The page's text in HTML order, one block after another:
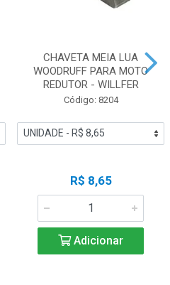
CHAVETA MEIA LUA
WOODRUFF PARA MOTO
REDUTOR - WILLFER
Código: 8204
R$ 8,65
Adicionar